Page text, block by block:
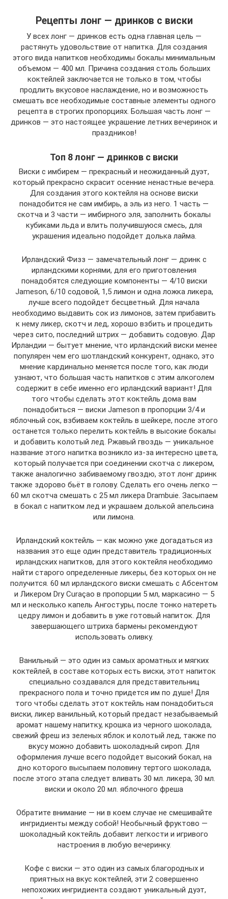
Рецепты лонг — дринков с виски
У всех лонг — дринков есть одна главная цель —
растянуть удовольствие от напитка. Для создания
этого вида напитков необходимы бокалы минимальным
объемом — 400 мл. Причина создания столь больших
коктейлей заключается не только в том, чтобы
продлить вкусовое наслаждение, но и возможность
смешать все необходимые составные элементы одного
рецепта в строгих пропорциях. Большая часть лонг —
дринков — это настоящее украшение летних вечеринок и
праздников!
Топ 8 лонг — дринков с виски
Виски с имбирем — прекрасный и неожиданный дуэт,
который прекрасно скрасит осенние ненастные вечера.
Для создания этого коктейля на основе виски
понадобится не сам имбирь, а эль из него. 1 часть —
скотча и 3 части — имбирного эля, заполнить бокалы
кубиками льда и влить получившуюся смесь, для
украшения идеально подойдет долька лайма.
Ирландский Физз — замечательный лонг — дринк с
ирландскими корнями, для его приготовления
понадобятся следующие компоненты — 4/10 виски
Jameson, 6/10 содовой, 1,5 лимон и одна ложка ликера,
лучше всего подойдет бесцветный. Для начала
необходимо выдавить сок из лимонов, затем прибавить
к нему ликер, скотч и лед, хорошо взбить и процедить
через сито, последний штрих — добавить содовую. Дар
Ирландии — бытует мнение, что ирландский виски менее
популярен чем его шотландский конкурент, однако, это
мнение кардинально меняется после того, как люди
узнают, что большая часть напитков с этим алкоголем
содержит в себе именно его ирландский вариант! Для
того чтобы сделать этот коктейль дома вам
понадобиться — виски Jameson в пропорции 3/4 и
яблочный сок, взбиваем коктейль в шейкере, после этого
останется только перелить коктейль в высокие бокалы
и добавить колотый лед. Ржавый гвоздь — уникальное
название этого напитка возникло из-за интересно цвета,
который получается при соединении скотча с ликером,
также аналогично забиваемому гвоздю, этот лонг дринк
также здорово бьёт в голову. Сделать его очень легко —
60 мл скотча смешать с 25 мл ликера Drambuie. Засыпаем
в бокал с напитком лед и украшаем долькой апельсина
или лимона.
Ирландский коктейль — как можно уже догадаться из
названия это еще один представитель традиционных
ирландских напитков, для этого коктейля необходимо
найти старого определенные ликеры, без которых он не
получится. 60 мл ирландского виски смешать с Абсентом
и Ликером Dry Curaçao в пропорции 5 мл, маркасино — 5
мл и несколько капель Ангостуры, после тонко натереть
цедру лимон и добавить в уже готовый напиток. Для
завершающего штриха бармены рекомендуют
использовать оливку.
Ванильный — это один из самых ароматных и мягких
коктейлей, в составе которых есть виски, этот напиток
специально создавался для представительниц
прекрасного пола и точно придется им по душе! Для
того чтобы сделать этот коктейль нам понадобиться
виски, ликер ванильный, который предаст незабываемый
аромат нашему напитку, крошка из черного шоколада,
свежий фреш из зеленых яблок и колотый лед, также по
вкусу можно добавить шоколадный сироп. Для
оформления лучше всего подойдет высокий бокал, на
дно которого высыпаем половину тертого шоколада,
после этого этапа следует вливать 30 мл. ликера, 30 мл.
виски и около 20 мл. яблочного фреша
Обратите внимание — ни в коем случае не смешивайте
ингридиенты между собой! Необычный фруктово —
шоколадный коктейль добавит легкости и игривого
настроения в любую вечеринку.
Кофе с виски — это один из самых благородных и
приятных на вкус коктейлей, эти 2 совершенно
непохожих ингридиента создают уникальный дуэт,